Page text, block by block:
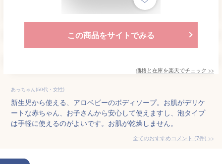
この商品をサイトでみる
価格と在庫を楽天でチェック >>
あっちゃん(50代・女性)
新生児から使える、アロベビーのボディソープ。お肌がデリケ
ートな赤ちゃん、お子さんから安心して使えますし、泡タイプ
は手軽に使えるのがよいです。お肌が乾燥しません。
全てのおすすめコメント (7件) >